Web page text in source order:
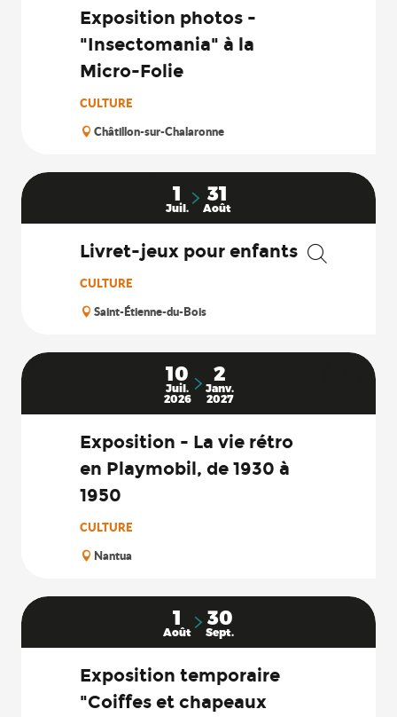
Exposition photos -
"Insectomania" à la
Micro-Folie
CULTURE
Châtillon-sur-Chalaronne
1
Juil.
31
Août
Livret-jeux pour enfants
CULTURE
Saint-Étienne-du-Bois
10
Juil.
2026
2
Janv.
2027
Exposition - La vie rétro
en Playmobil, de 1930 à
1950
CULTURE
Nantua
1
Août
30
Sept.
Exposition temporaire
"Coiffes et chapeaux